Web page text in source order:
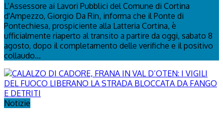
L’Assessore ai Lavori Pubblici del Comune di Cortina
d'Ampezzo, Giorgio Da Rin, informa che il Ponte di
Pontechiesa, prospiciente alla Latteria Cortina, è
ufficialmente riaperto al transito a partire da oggi, sabato 8
agosto, dopo il completamento delle verifiche e il positivo
collaudo...
Notizie